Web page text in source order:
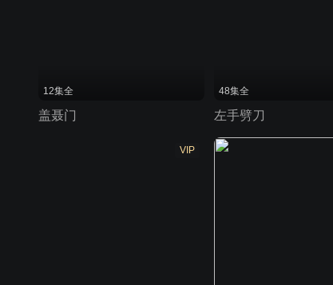
12集全
盖聂门
48集全
左手劈刀
VIP